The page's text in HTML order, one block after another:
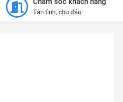
Tận tình, chu đáo